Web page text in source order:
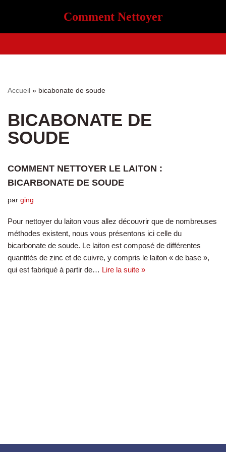
Comment Nettoyer
Accueil » bicabonate de soude
BICABONATE DE
SOUDE
COMMENT NETTOYER LE LAITON :
BICARBONATE DE SOUDE
par ging
Pour nettoyer du laiton vous allez découvrir que de nombreuses
méthodes existent, nous vous présentons ici celle du
bicarbonate de soude. Le laiton est composé de différentes
quantités de zinc et de cuivre, y compris le laiton « de base »,
qui est fabriqué à partir de… Lire la suite »